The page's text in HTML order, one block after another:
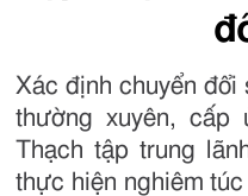
Xác định chuyển đổi
thường xuyên, cấp
Thạch tập trung
thực hiện nghiêm